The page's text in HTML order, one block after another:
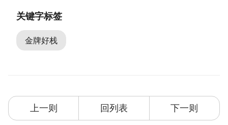
关键字标签
金牌好栈
上一则 回列表 下一则